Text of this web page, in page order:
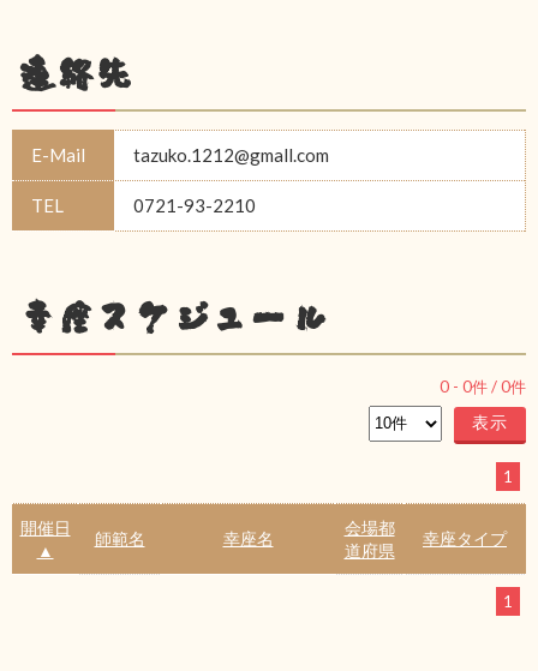
連絡先
E-Mail tazuko.1212@gmall.com
TEL 0721-93-2210
幸座スケジュール
0 - 0件 /0件
1
開催日
▲
師範名 幸座名
会場都
道府県
幸座タイプ
1